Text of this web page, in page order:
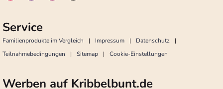
Service
Familienprodukte im Vergleich Impressum
Datenschutz
Teilnahmebedingungen
Sitemap Cookie-Einstellungen
Werben auf Kribbelbunt.de